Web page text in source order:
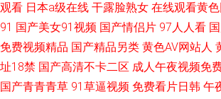
观看 日本a级在线 干露脸熟女 在线观看黄
91 国产美女91视频 国产情侣片 97人人看
免费视频精品 国产精品另类 黄色AV网站人
址18禁 国产高清不卡二区 成人午夜视频免
国产青青青草 91草逼视频 免费看片日韩 午